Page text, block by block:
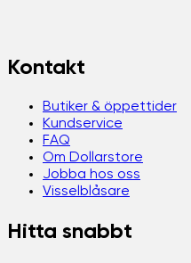
Kontakt
Butiker & öppettider
Kundservice
FAQ
Om Dollarstore
Jobba hos oss
Visselblåsare
Hitta snabbt